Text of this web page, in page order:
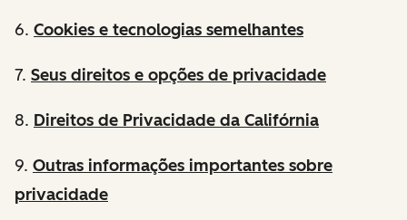
6. Cookies e tecnologias semelhantes
7. Seus direitos e opções de privacidade
8. Direitos de Privacidade da Califórnia
9. Outras informações importantes sobre
privacidade